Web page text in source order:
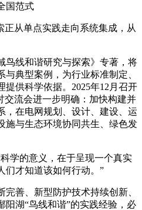
国范式
正从单点实践走向系统集成，从
鸟线和谐研究与探索》专著，将
典型案例，为行业标准制定、
提供科学依据。2025年12月召开
交流会进一步明确：加快构建并
，在电网规划、设计、建设、运
施与生态环境协同共生、绿色发
学的意义，在于呈现一个真实
们才知道该如何行动。”
善、新型防护技术持续创新、
阳湖“鸟线和谐”的实践经验，必